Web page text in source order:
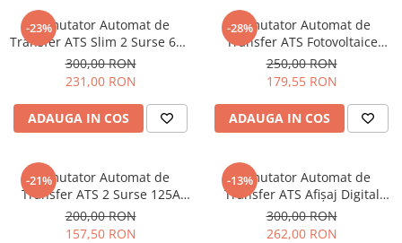
Panouri Fotovoltaice
Rack-uri
Sisteme de montaj
Sisteme de prindere
Sisteme Fotovoltaice Complete cu
Montaj
Busbar Șine Conexiuni
Cabluri și accesorii
Accesorii
-23%
Comutator Automat de
Transfer ATS Slim 2 Surse 63A
Monofazat
300,00 RON
231,00 RON
ADAUGA IN COS
-28%
Comutator Automat de
Transfer ATS Fotovoltaice
125A Open Monofazat
250,00 RON
179,55 RON
ADAUGA IN COS
-21%
Comutator Automat de
Transfer ATS 2 Surse 125A
Open Monofazat
200,00 RON
157,50 RON
-13%
Comutator Automat de
Transfer ATS Afișaj Digital
Protecție Supratensiune 100A
Monofazat
300,00 RON
262,00 RON